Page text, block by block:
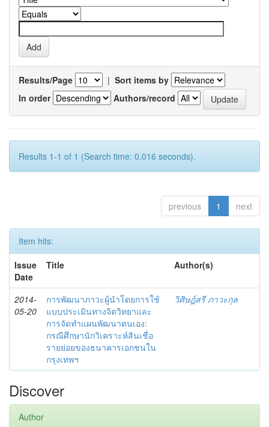
Results/Page | Sort items by
In order
Authors/record
Results 1-1 of 1 (Search time: 0.016 seconds).
previous 1 next
Item hits:
Issue
Date
Title Author(s)
2014-
05-20
การพัฒนาภาวะผู้นำโดยการใช้
แบบประเมินทางจิตวิทยาและ
การจัดทำแผนพัฒนาตนเอง:
กรณีศึกษานักวิเคราะห์สินเชื่อ
รายย่อยของธนาคารเอกชนใน
กรุงเทพฯ
วิศิษฎ์สรี ภาวะกุล
Discover
Author